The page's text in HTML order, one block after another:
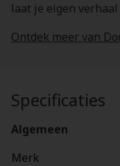
laat je eigen
Ontdek meer van
Specificaties
Algemeen
Merk